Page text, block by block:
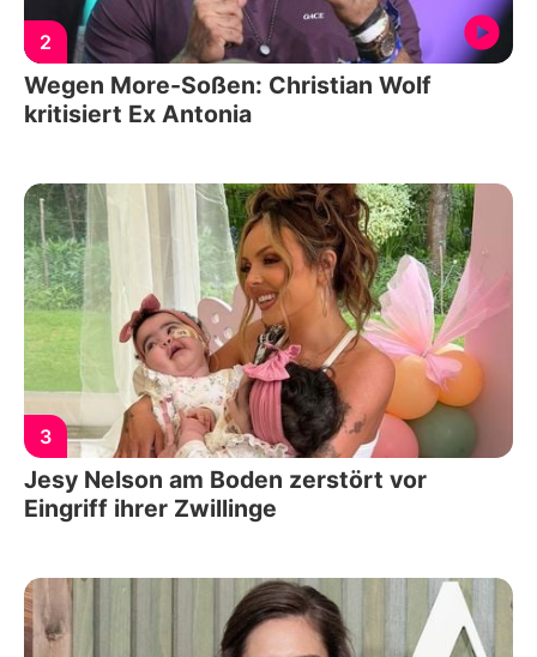
2
Wegen More-Soßen: Christian Wolf
kritisiert Ex Antonia
3
Jesy Nelson am Boden zerstört vor
Eingriff ihrer Zwillinge